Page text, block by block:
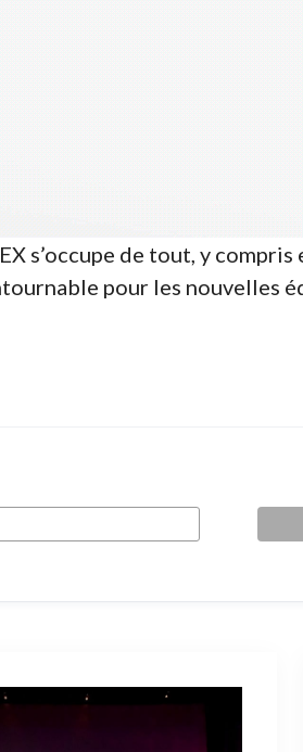
s’occupe de tout, y
pour les nouvelles